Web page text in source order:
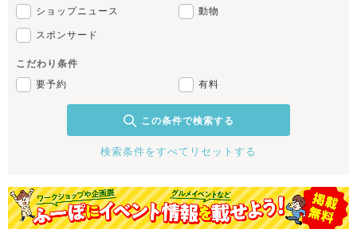
ショップニュース 動物
スポンサード
こだわり条件
要予約
有料
この条件で検索する
検索条件をすべてリセットする